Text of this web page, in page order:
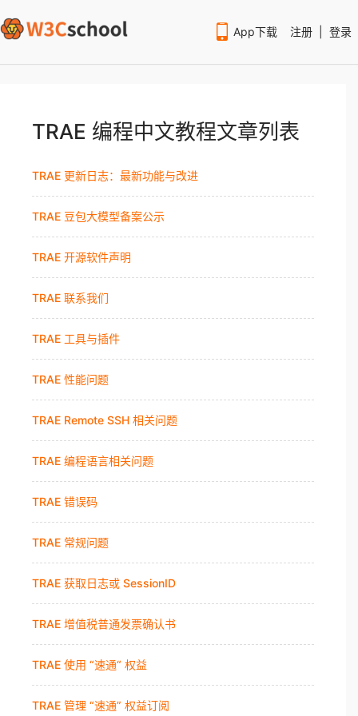
App下载 注册 登录
TRAE 编程中文教程文章列表
TRAE 更新日志：最新功能与改进
TRAE 豆包大模型备案公示
TRAE 开源软件声明
TRAE 联系我们
TRAE 工具与插件
TRAE 性能问题
TRAE Remote SSH 相关问题
TRAE 编程语言相关问题
TRAE 错误码
TRAE 常规问题
TRAE 获取日志或 SessionID
TRAE 增值税普通发票确认书
TRAE 使用 “速通“ 权益
TRAE 管理 “速通” 权益订阅